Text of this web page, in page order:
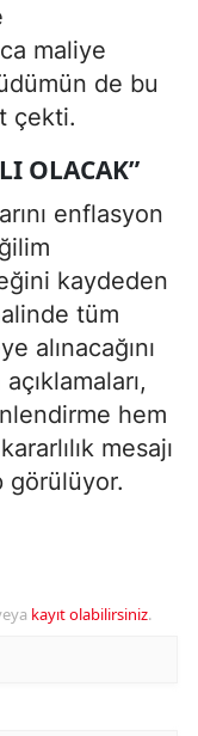
maliye
de bu
çekti.
OLACAK”
enflasyon
kaydeden
tüm
alınacağını
hem
mesajı
görülüyor.
kayıt olabilirsiniz.